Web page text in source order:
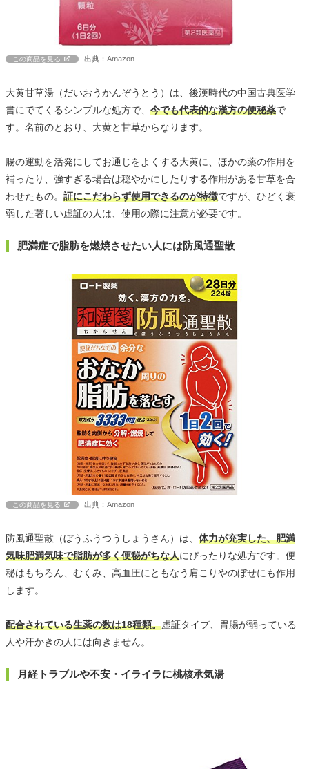
この商品を見る 出典：Amazon
大黄甘草湯（だいおうかんぞうとう）は、後漢時代の中国古典医学
書にでてくるシンプルな処方で、 今でも代表的な漢方の便秘薬で
す。名前のとおり、大黄と甘草からなります。
腸の運動を活発にしてお通じをよくする大黄に、ほかの薬の作用を
補ったり、強すぎる場合は穏やかにしたりする作用がある甘草を合
わせたもの。 証にこだわらず使用できるのが特徴ですが、ひどく衰
弱した著しい虚証の人は、使用の際に注意が必要です。
肥満症で脂肪を燃焼させたい人には防風通聖散
この商品を見る 出典：Amazon
防風通聖散（ぼうふうつうしょうさん）は、 体力が充実した、肥満
気味肥満気味で脂肪が多く便秘がちな人にぴったりな処方です。便
秘はもちろん、むくみ、高血圧にともなう肩こりやのぼせにも作用
します。
配合されている生薬の数は18種類。虚証タイプ、胃腸が弱っている
人や汗かきの人には向きません。
月経トラブルや不安・イライラに桃核承気湯